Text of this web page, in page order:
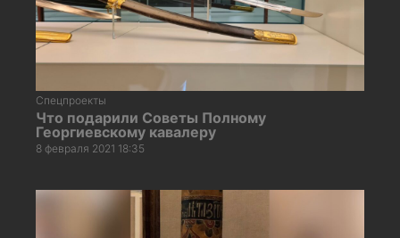
Спецпроекты
Что подарили Советы Полному
Георгиевскому кавалеру
8 февраля 2021 18:35